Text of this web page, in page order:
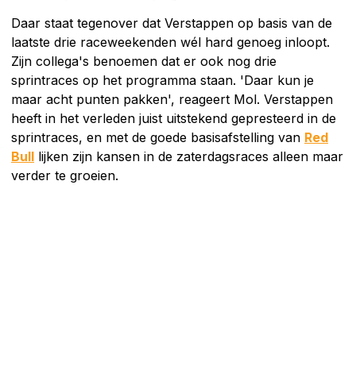
Daar staat tegenover dat Verstappen op basis van de
laatste drie raceweekenden wél hard genoeg inloopt.
Zijn collega's benoemen dat er ook nog drie
sprintraces op het programma staan. 'Daar kun je
maar acht punten pakken', reageert Mol. Verstappen
heeft in het verleden juist uitstekend gepresteerd in de
sprintraces, en met de goede basisafstelling van Red
Bull lijken zijn kansen in de zaterdagsraces alleen maar
verder te groeien.